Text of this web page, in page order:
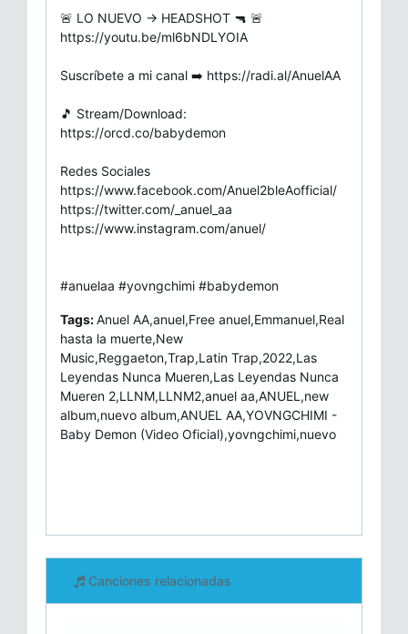
🚨 LO NUEVO → HEADSHOT 🔫 🚨
https://youtu.be/ml6bNDLYOIA
Suscríbete a mi canal ➡️ https://radi.al/AnuelAA
🎵 Stream/Download:
https://orcd.co/babydemon
Redes Sociales
https://www.facebook.com/Anuel2bleAofficial/
https://twitter.com/_anuel_aa
https://www.instagram.com/anuel/
#anuelaa #yovngchimi #babydemon
Tags:Anuel AA,anuel,Free anuel,Emmanuel,Real
hasta la muerte,New
Music,Reggaeton,Trap,Latin Trap,2022,Las
Leyendas Nunca Mueren,Las Leyendas Nunca
Mueren 2,LLNM,LLNM2,anuel aa,ANUEL,new
album,nuevo album,ANUEL AA,YOVNGCHIMI -
Baby Demon (Video Oficial),yovngchimi,nuevo
Canciones relacionadas